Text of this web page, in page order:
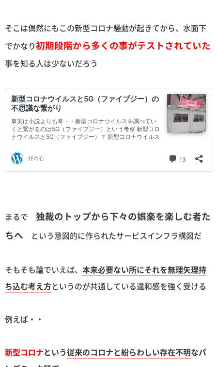
そこは偶然にもこの新型コロナ騒動が起きてから、水面下
でかなり初期段階から多くの事がテストされていた
事を知る人は少ないだろう
まるで 独裁のトップから下々の娯楽を楽しむ者た
ちへ という意図的に作られたサービスインフラ構図だ
そもそも論でいえば、 本来必要ない所にそれを無理矢理持
ち込む考え方というのが共通している違和感を強く受ける
例えば・・
新型コロナという従来のコロナと紛らわしい存在不明なパ